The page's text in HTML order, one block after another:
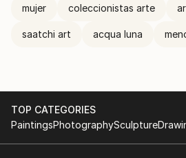
Diseñadores de Interiores de
mujer coleccionistas arte
saatchi art acqua luna
TOP CATEGORIES
PaintingsPhotographySculpture